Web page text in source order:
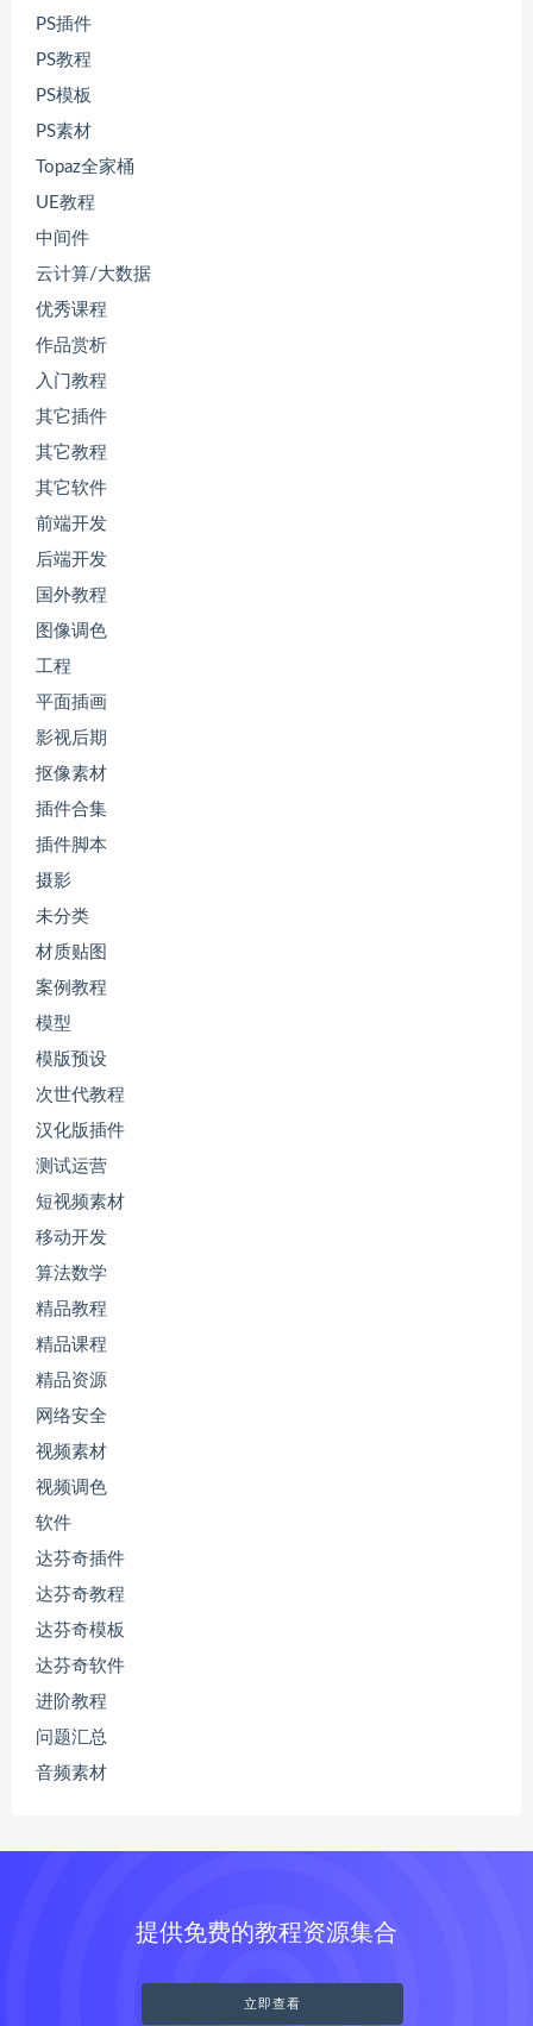
PS插件
PS教程
PS模板
PS素材
Topaz全家桶
UE教程
中间件
云计算/大数据
优秀课程
作品赏析
入门教程
其它插件
其它教程
其它软件
前端开发
后端开发
国外教程
图像调色
工程
平面插画
影视后期
抠像素材
插件合集
插件脚本
摄影
未分类
材质贴图
案例教程
模型
模版预设
次世代教程
汉化版插件
测试运营
短视频素材
移动开发
算法数学
精品教程
精品课程
精品资源
网络安全
视频素材
视频调色
软件
达芬奇插件
达芬奇教程
达芬奇模板
达芬奇软件
进阶教程
问题汇总
音频素材
提供免费的教程资源集合
立即查看